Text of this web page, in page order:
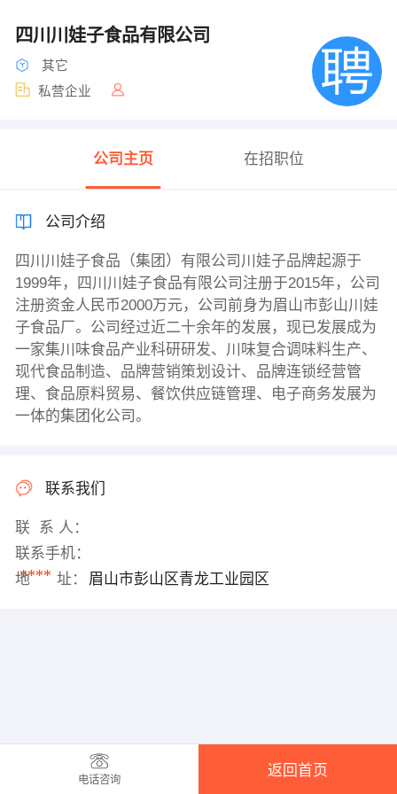
四川川娃子食品有限公司
其它
私营企业
公司主页 在招职位
公司介绍
四川川娃子食品（集团）有限公司川娃子品牌起源于
1999年，四川川娃子食品有限公司注册于2015年，公司
注册资金人民币2000万元，公司前身为眉山市彭山川娃
子食品厂。公司经过近二十余年的发展，现已发展成为
一家集川味食品产业科研研发、川味复合调味料生产、
现代食品制造、品牌营销策划设计、品牌连锁经营管
理、食品原料贸易、餐饮供应链管理、电子商务发展为
一体的集团化公司。
联系我们
联 系 人：
联系手机：
****
地 址： 眉山市彭山区青龙工业园区
电话咨询
返回首页